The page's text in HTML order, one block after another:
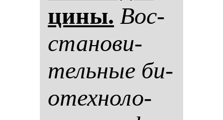
ци­ны. Вос­
ста­но­ви­
тель­ные би­
отех­но­ло­